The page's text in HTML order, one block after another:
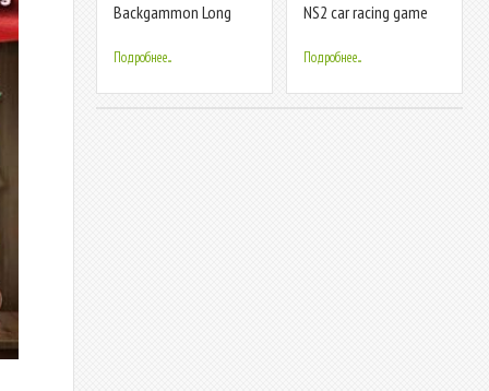
Backgammon Long
Подробнее...
NS2 car racing game
Подробнее...